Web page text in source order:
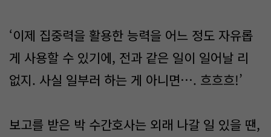
‘이제 집중력을 활용한 능력을 어느 정도 자유롭
게 사용할 수 있기에, 전과 같은 일이 일어날 리
없지. 사실 일부러 하는 게 아니면…. 흐흐흐!’
보고를 받은 박 수간호사는 외래 나갈 일 있을 땐,